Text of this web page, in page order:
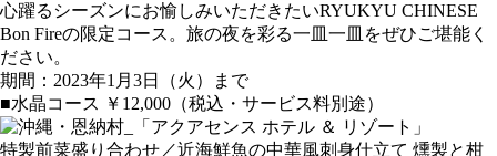
心躍るシーズンにお愉しみいただきたいRYUKYU CHINESE
Bon Fireの限定コース。旅の夜を彩る一皿一皿をぜひご堪能く
ださい。
期間：2023年1月3日（火）まで
■水晶コース ￥12,000（税込・サービス料別途）
特製前菜盛り合わせ／近海鮮魚の中華風刺身仕立て 燻製と柑